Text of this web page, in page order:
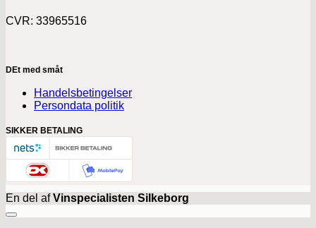
CVR: 33965516
DEt med småt
Handelsbetingelser
Persondata politik
SIKKER BETALING
En del afVinspecialisten Silkeborg